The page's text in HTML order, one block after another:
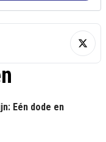
Eén dode en